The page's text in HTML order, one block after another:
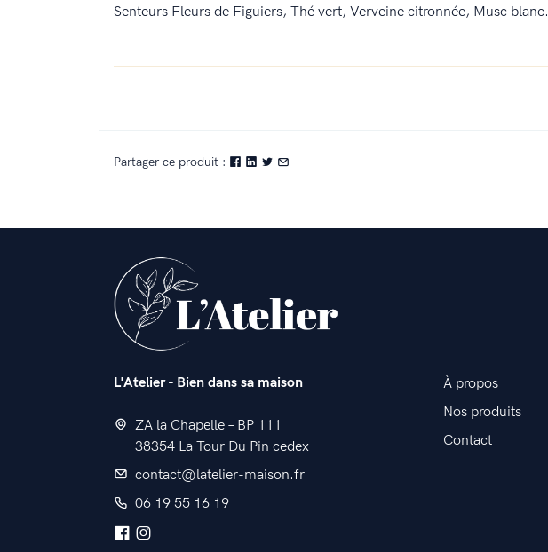
Senteurs Fleurs de Figuiers, Thé vert, Verveine citronnée, Musc blanc.
Partager ce produit :
L'Atelier - Bien dans sa maison
ZA la Chapelle – BP 111
38354 La Tour Du Pin cedex
contact@latelier-maison.fr
06 19 55 16 19
À propos
Nos produits
Contact